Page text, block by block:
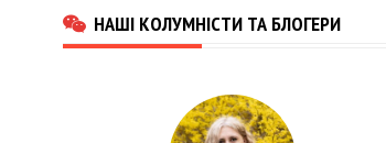
НАШІ КОЛУМНІСТИ ТА БЛОГЕРИ